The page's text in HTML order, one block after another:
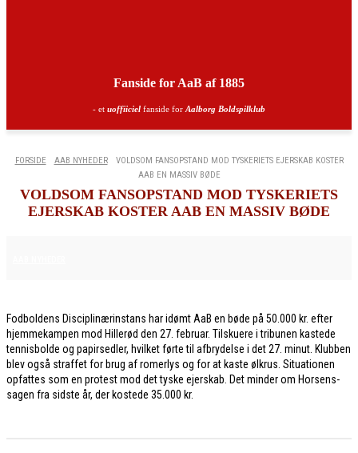
Fanside for AaB af 1885
- et uoffiiciel fanside for Aalborg Boldspilklub
FORSIDE AAB NYHEDER
VOLDSOM FANSOPSTAND MOD TYSKERIETS EJERSKAB KOSTER
AAB EN MASSIV BØDE
VOLDSOM FANSOPSTAND MOD TYSKERIETS
EJERSKAB KOSTER AAB EN MASSIV BØDE
Fodboldens Disciplinærinstans har idømt AaB en bøde på 50.000 kr. efter
hjemmekampen mod Hillerød den 27. februar. Tilskuere i tribunen kastede
tennisbolde og papirsedler, hvilket førte til afbrydelse i det 27. minut. Klubben
blev også straffet for brug af romerlys og for at kaste ølkrus. Situationen
opfattes som en protest mod det tyske ejerskab. Det minder om Horsens-
sagen fra sidste år, der kostede 35.000 kr.